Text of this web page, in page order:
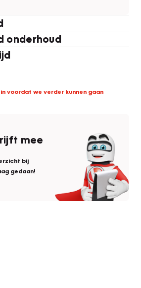
onderhoud
voordat we verder kunnen gaan
mee
bij
gedaan!